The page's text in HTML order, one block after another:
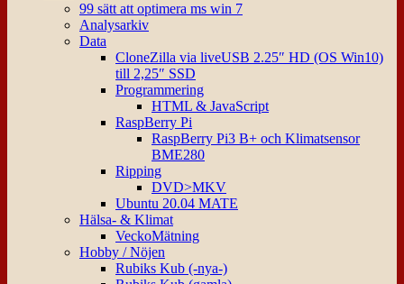
99 sätt att optimera ms win 7
Analysarkiv
Data
CloneZilla via liveUSB 2.25″ HD (OS Win10)
till 2,25″ SSD
Programmering
HTML & JavaScript
RaspBerry Pi
RaspBerry Pi3 B+ och Klimatsensor
BME280
Ripping
DVD>MKV
Ubuntu 20.04 MATE
Hälsa- & Klimat
VeckoMätning
Hobby / Nöjen
Rubiks Kub (-nya-)